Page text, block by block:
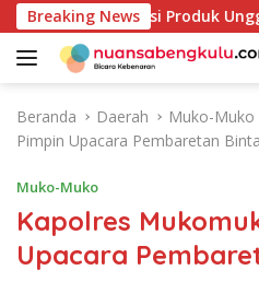
a
Breaking News
Potensi Produk
Beranda Daerah Muko-Muko
Pimpin Upacara Pembaretan
Muko-Muko
Kapolres
Upacara